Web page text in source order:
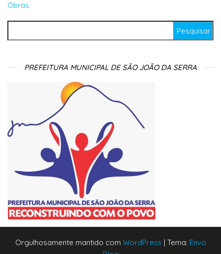
Obras
PREFEITURA MUNICIPAL DE SÃO JOÃO DA SERRA
Orgulhosamente mantido com WordPress | Tema: Envo